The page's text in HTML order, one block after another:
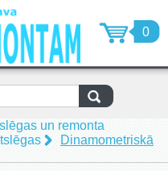
0
un remonta
Dinamometriskā